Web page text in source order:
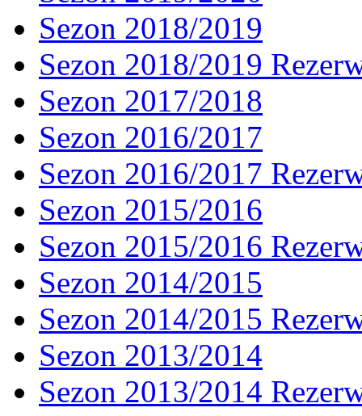
Sezon 2018/2019
Sezon 2018/2019
Sezon 2017/2018
Sezon 2016/2017
Sezon 2016/2017
Sezon 2015/2016
Sezon 2015/2016
Sezon 2014/2015
Sezon 2014/2015
Sezon 2013/2014
Sezon 2013/2014